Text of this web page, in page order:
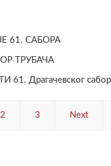
61. САБОРА
ТРУБАЧА
Драгачевског
2 3 Next